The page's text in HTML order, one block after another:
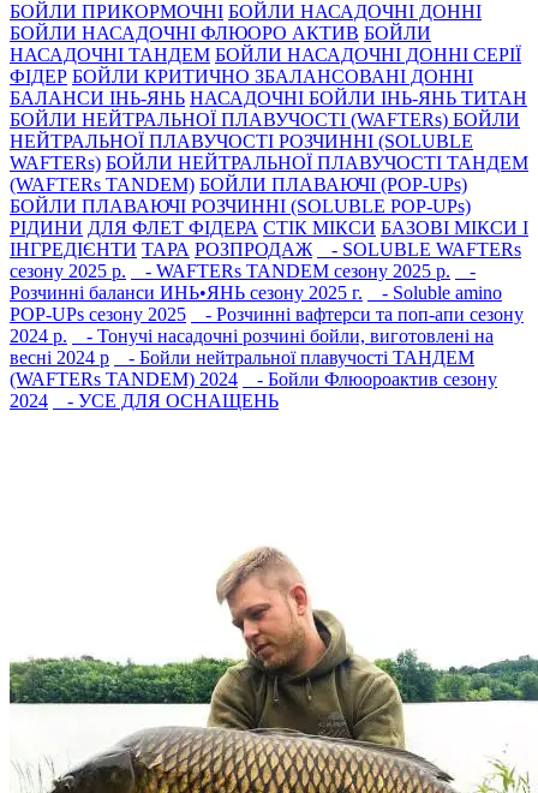
БОЙЛИ ПРИКОРМОЧНI БОЙЛИ НАСАДОЧНI ДОННI
БОЙЛИ НАСАДОЧНІ ФЛЮОРО АКТИВ БОЙЛИ
НАСАДОЧНІ ТАНДЕМ БОЙЛИ НАСАДОЧНI ДОННI СЕРIÏ
ФIДЕР БОЙЛИ КРИТИЧНО ЗБАЛАНСОВАНІ ДОННІ
БАЛАНСИ ІНЬ-ЯНЬ НАСАДОЧНІ БОЙЛИ ІНЬ-ЯНЬ ТИТАН
БОЙЛИ НЕЙТРАЛЬНОÏ ПЛАВУЧОСТI (WAFTERs) БОЙЛИ
НЕЙТРАЛЬНОЇ ПЛАВУЧОСТІ РОЗЧИННІ (SOLUBLE
WAFTERs) БОЙЛИ НЕЙТРАЛЬНОЇ ПЛАВУЧОСТІ ТАНДЕМ
(WAFTERs TANDEM) БОЙЛИ ПЛАВАЮЧІ (POP-UPs)
БОЙЛИ ПЛАВАЮЧI РОЗЧИННI (SOLUBLE POP-UPs)
РIДИНИ ДЛЯ ФЛЕТ ФІДЕРА СТIК МIКСИ БАЗОВІ МІКСИ І
ІНГРЕДІЄНТИ ТАРА РОЗПРОДАЖ
- SOLUBLE WAFTERs
сезону 2025 р.
- WAFTERs TANDEM сезону 2025 р.
-
Розчинні баланси ИНЬ•ЯНЬ сезону 2025 г.
- Soluble amino
POP-UPs сезону 2025
- Розчинні вафтерси та поп-апи сезону
2024 р.
- Тонучі насадочні розчині бойли, виготовлені на
весні 2024 р
- Бойли нейтральної плавучості ТАНДЕМ
(WAFTERs TANDEM) 2024
- Бойли Флюороактив сезону
2024
- УСЕ ДЛЯ ОСНАЩЕНЬ